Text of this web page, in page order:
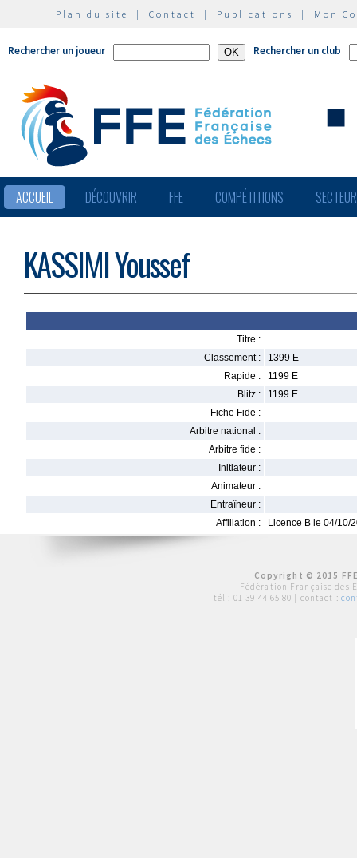
Plan du site | Contact | Publications | Mon
Rechercher un joueur Rechercher un club
ACCUEIL DÉCOUVRIR FFE COMPÉTITIONS
KASSIMI Youssef
Titre :
Classement :
1399 E
Rapide :
1199 E
Blitz :
1199 E
Fiche Fide :
Arbitre national :
Arbitre fide :
Initiateur :
Animateur :
Entraîneur :
Affiliation :
Licence B le 04/10/
Copyright © 2015
Fédération Française des
tél : 01 39 44 65 80 | contact :